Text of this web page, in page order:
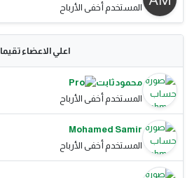
المستخدم أخفى الأرباح
اعلي الاعضاء تقيما
محمود ثابت
المستخدم أخفى الأرباح
Mohamed Samir
المستخدم أخفى الأرباح